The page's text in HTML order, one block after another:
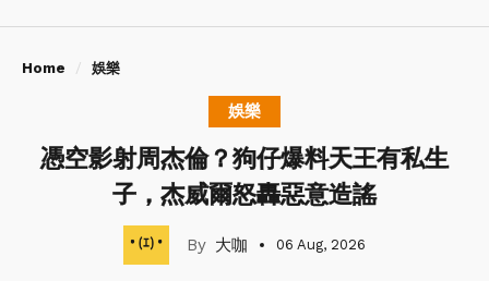
Home 娛樂
娛樂
憑空影射周杰倫？狗仔爆料天王有私生
子，杰威爾怒轟惡意造謠
大咖 06 Aug, 2026